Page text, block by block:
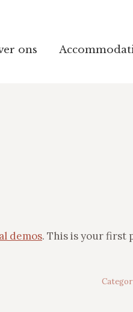
ons
demos. This is your first
ons